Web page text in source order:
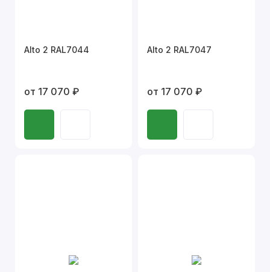
Alto 2 RAL7044
от 17 070 ₽
Alto 2 RAL7047
от 17 070 ₽